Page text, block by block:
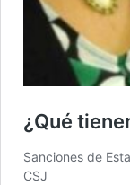
¿Qué
Sanciones de
CSJ